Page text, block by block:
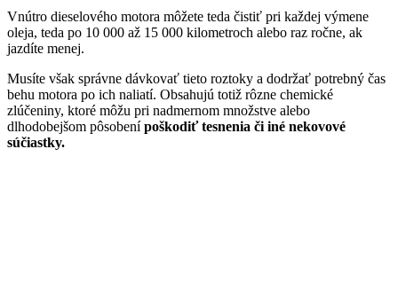
Vnútro dieselového motora môžete teda čistiť pri každej výmene
oleja, teda po 10 000 až 15 000 kilometroch alebo raz ročne, ak
jazdíte menej.
Musíte však správne dávkovať tieto roztoky a dodržať potrebný čas
behu motora po ich naliatí. Obsahujú totiž rôzne chemické
zlúčeniny, ktoré môžu pri nadmernom množstve alebo
dlhodobejšom pôsobenípoškodiť tesnenia či iné nekovové
súčiastky.